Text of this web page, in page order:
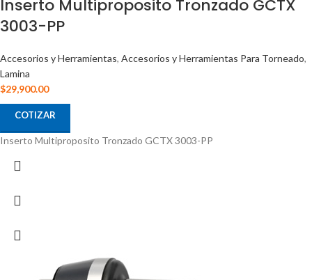
Inserto Multiproposito Tronzado GCTX
3003-PP
Accesorios y Herramientas, Accesorios y Herramientas Para Torneado,
Lamina
$29,900.00
COTIZAR
Inserto Multiproposito Tronzado GCTX 3003-PP